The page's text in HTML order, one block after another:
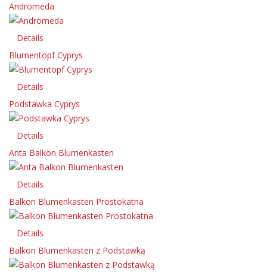
Andromeda
Details
Blumentopf Cyprys
Details
Podstawka Cyprys
Details
Anta Balkon Blumenkasten
Details
Balkon Blumenkasten Prostokatna
Details
Balkon Blumenkasten z Podstawką